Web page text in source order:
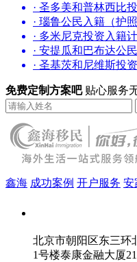
· 圣多美和普林西比
· 瑙鲁公民入籍（护
· 多米尼克投资入籍
· 安提瓜和巴布达公
· 圣基茨和尼维斯投
免费定制方案吧 贴心服务
鑫海 成功案例 开户服务 安
北京市朝阳区东三环
1号楼泰康金融大厦